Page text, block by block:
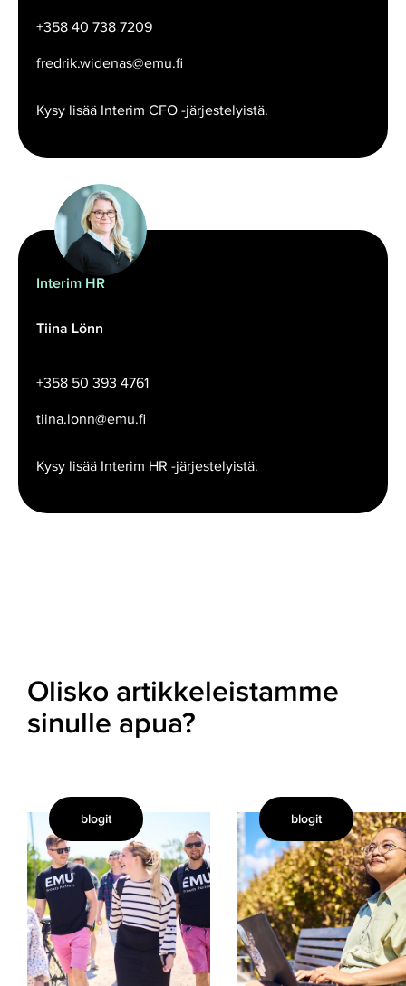
+358 40 738 7209
fredrik.widenas@emu.fi
Kysy lisää Interim CFO -järjestelyistä.
Interim HR
Tiina Lönn
+358 50 393 4761
tiina.lonn@emu.fi
Kysy lisää Interim HR -järjestelyistä.
Olisko artikkeleistamme
sinulle apua?
Mitä
tekee
palkkahallinnon
Customer
Success
Manager?
blogit
Tätä
tekoäly
tarvitsee,
jotta
se
voi
oikeasti
auttaa
blogit